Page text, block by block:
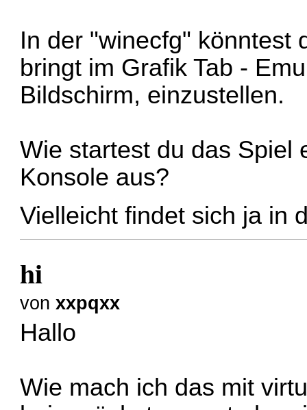
In der "winecfg" könntest
bringt im Grafik Tab -
Bildschirm, einzustellen.
Wie startest du das Spiel
Konsole aus?
Vielleicht findet sich ja in
hi
vonxxpqxx
Hallo
Wie mach ich das mit